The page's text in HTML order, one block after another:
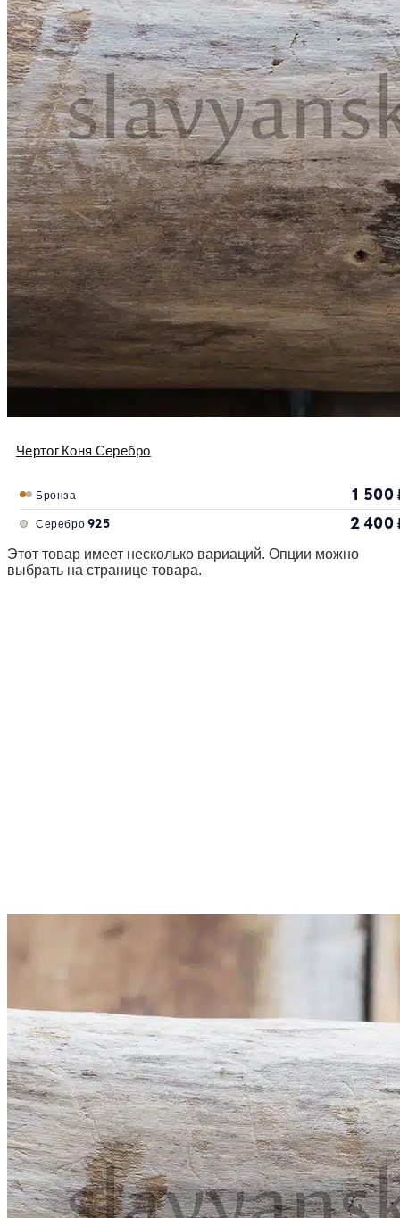
Чертог Коня Серебро
Бронза 1 500
Серебро 925 2 400
Этот товар имеет несколько вариаций. Опции можно
выбрать на странице товара.